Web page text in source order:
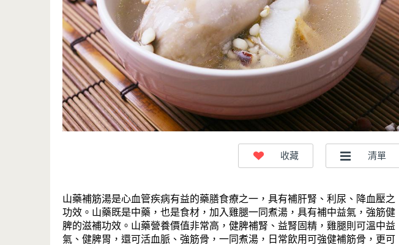
山藥補筋湯是心血管疾病有益的藥膳食療之一，具有補肝腎、利尿、降血壓之
功效。山藥既是中藥，也是食材，加入雞腿一同煮湯，具有補中益氣，強筋健
脾的滋補功效。山藥營養價值非常高，健脾補腎、益腎固精，雞腿則可溫中益
氣、健脾胃，還可活血脈、強筋骨，一同煮湯，日常飲用可強健補筋骨，更可